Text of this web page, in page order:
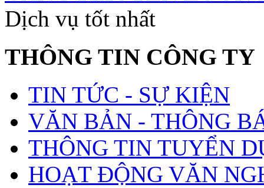
Dịch vụ tốt nhất
THÔNG TIN CÔNG TY
TIN TỨC - SỰ KIỆN
VĂN BẢN - THÔNG
THÔNG TIN TUYỂN
HOẠT ĐỘNG VĂN